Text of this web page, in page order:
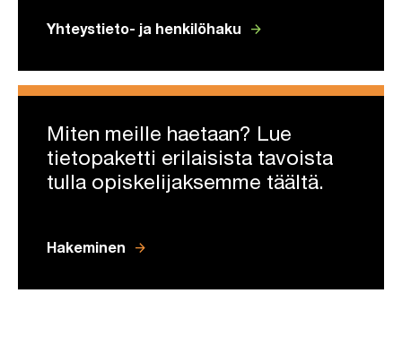
Yhteystieto- ja henkilöhaku arrow_forward
Miten meille haetaan? Lue
tietopaketti erilaisista tavoista
tulla opiskelijaksem­me täältä.
Hakeminen arrow_forward